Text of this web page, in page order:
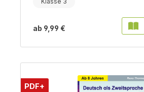
ab 9,99 €
PDF+